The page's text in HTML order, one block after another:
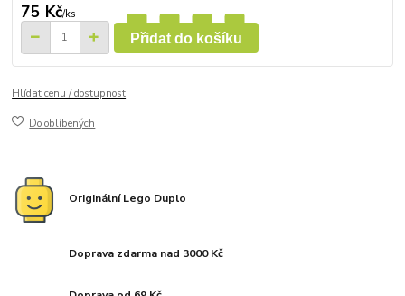
75 Kč/ks
Přidat do košíku
Hlídat cenu / dostupnost
Do oblíbených
Originální Lego Duplo
Doprava zdarma nad 3000 Kč